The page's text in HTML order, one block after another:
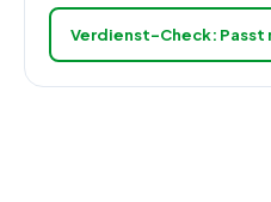
Verdienst-Check: Passt